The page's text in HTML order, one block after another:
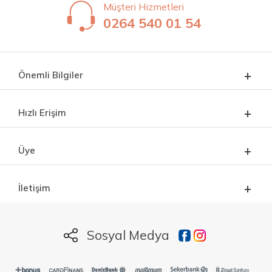
Müşteri Hizmetleri
0264 540 01 54
Önemli Bilgiler
Hızlı Erişim
Üye
İletişim
Sosyal Medya